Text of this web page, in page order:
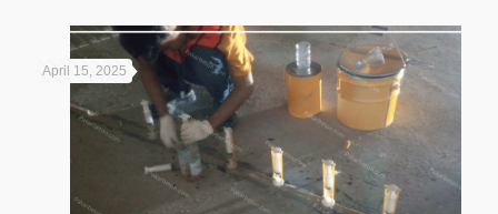
April 15, 2025